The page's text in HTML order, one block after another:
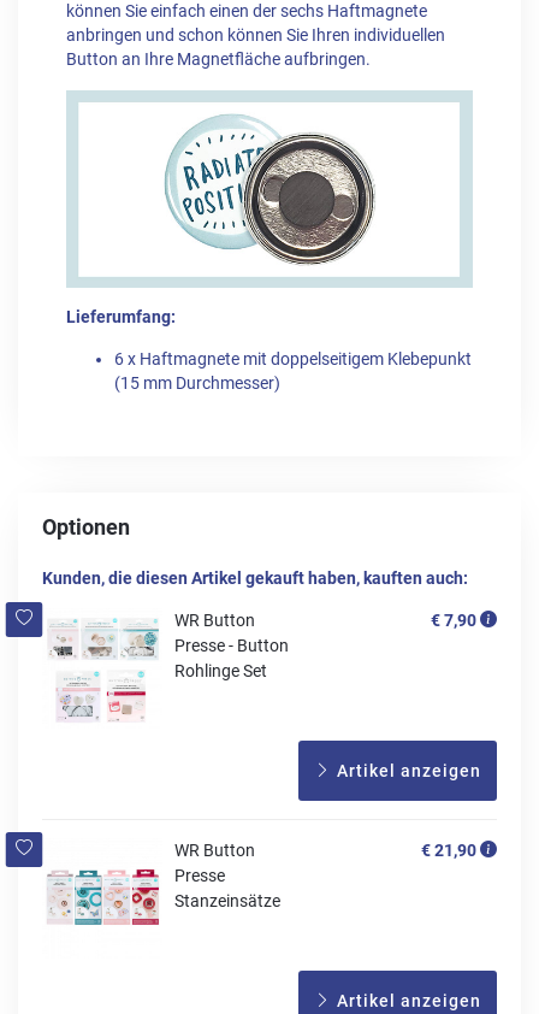
können Sie einfach einen der sechs Haftmagnete
anbringen und schon können Sie Ihren individuellen
Button an Ihre Magnetfläche aufbringen.
Lieferumfang:
6 x Haftmagnete mit doppelseitigem Klebepunkt
(15 mm Durchmesser)
Optionen
Kunden, die diesen Artikel gekauft haben, kauften auch:
WR Button
Presse - Button
Rohlinge Set
€ 7,90
Artikel anzeigen
WR Button
Presse
Stanzeinsätze
€ 21,90
Artikel anzeigen